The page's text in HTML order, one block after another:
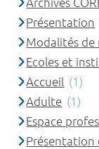
Présentation
Modalités de
Ecoles et
Accueil (1)
Adulte (1)
Espace
Présentation